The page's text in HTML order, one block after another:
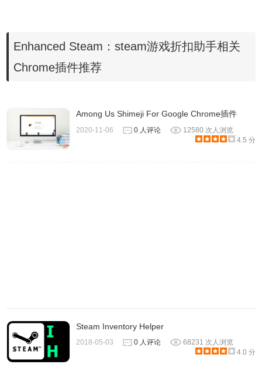
在您的帐户的一生中显示您在Steam上花了多少钱。
有多少张卡牌为收集）直接浏览1--5级的徽章，同时在这一
界面有一个批量购买卡牌功能。
Enhanced Steam：steam游戏折扣助手相关
Chrome插件推荐
Among Us Shimeji For Google Chrome插件
2020-11-06 0 人评论
12580 次人浏览
4.5 分
Steam Inventory Helper
2018-05-03 0 人评论
68231 次人浏览
4.0 分